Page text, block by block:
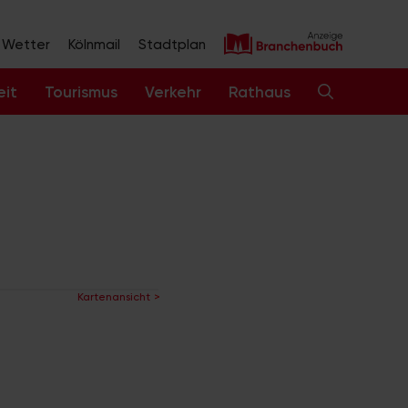
Wetter Kölnmail Stadtplan
Tourismus Verkehr Rathaus
Kartenansicht